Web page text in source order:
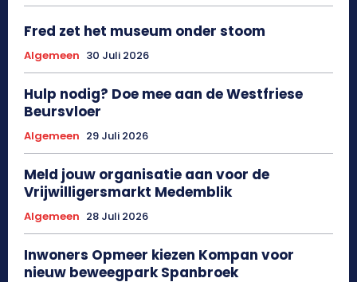
Fred zet het museum onder stoom
Algemeen 30 Juli 2026
Hulp nodig? Doe mee aan de Westfriese
Beursvloer
Algemeen 29 Juli 2026
Meld jouw organisatie aan voor de
Vrijwilligersmarkt Medemblik
Algemeen 28 Juli 2026
Inwoners Opmeer kiezen Kompan voor
nieuw beweegpark Spanbroek